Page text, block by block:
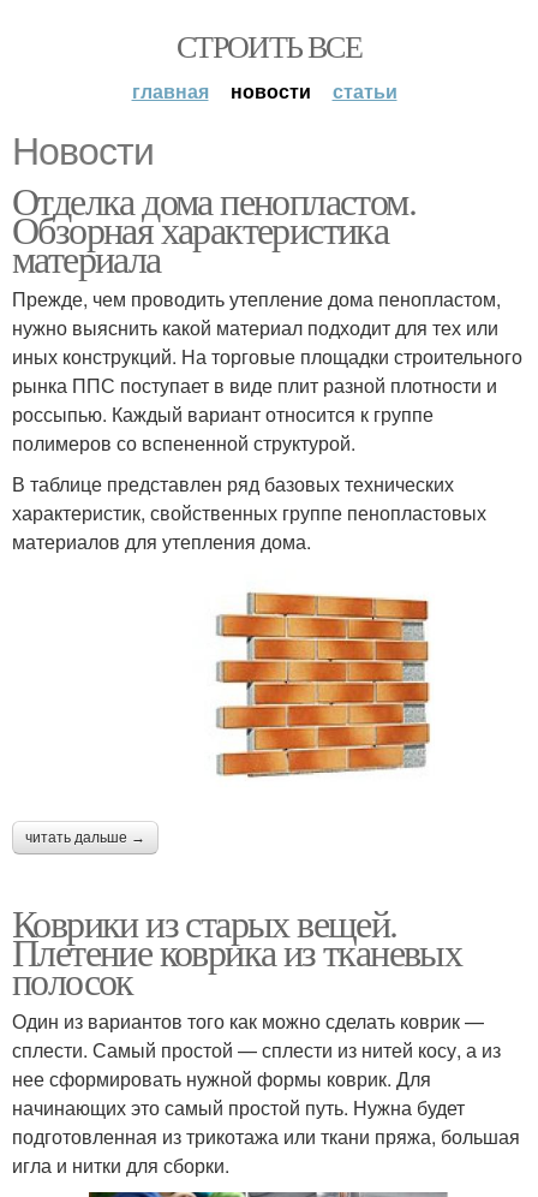
СТРОИТЬ ВСЕ
главная новости статьи
Новости
Отделка дома пенопластом.
Обзорная характеристика
материала
Прежде, чем проводить утепление дома пенопластом,
нужно выяснить какой материал подходит для тех или
иных конструкций. На торговые площадки строительного
рынка ППС поступает в виде плит разной плотности и
россыпью. Каждый вариант относится к группе
полимеров со вспененной структурой.
В таблице представлен ряд базовых технических
характеристик, свойственных группе пенопластовых
материалов для утепления дома.
читать дальше →
Коврики из старых вещей.
Плетение коврика из тканевых
полосок
Один из вариантов того как можно сделать коврик —
сплести. Самый простой — сплести из нитей косу, а из
нее сформировать нужной формы коврик. Для
начинающих это самый простой путь. Нужна будет
подготовленная из трикотажа или ткани пряжа, большая
игла и нитки для сборки.